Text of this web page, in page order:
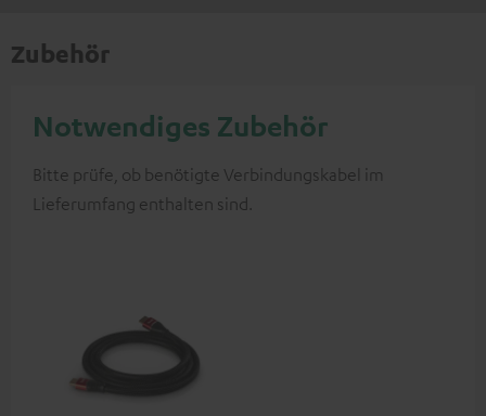
Zubehör
Notwendiges Zubehör
Bitte prüfe, ob benötigte Verbindungskabel im
Lieferumfang enthalten sind.